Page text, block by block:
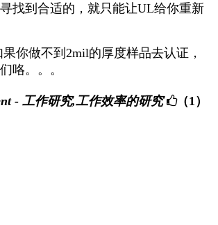
找到合适的，就只能让UL给你重新
果你做不到2mil的厚度样品去认证，
咯。。。
- 工作研究,工作效率的研究
（1）